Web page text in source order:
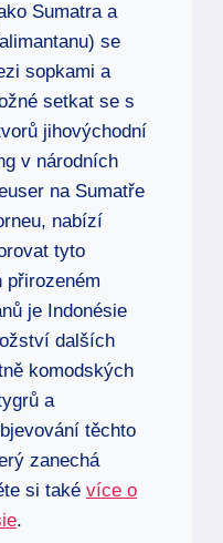
Sumatra a
se
sopkami a
setkat se s
jihovýchodní
v národních
na Sumatře
nabízí
tyto
je Indonésie
dalších
komodských
a
těchto
zanechá
si také více o
.